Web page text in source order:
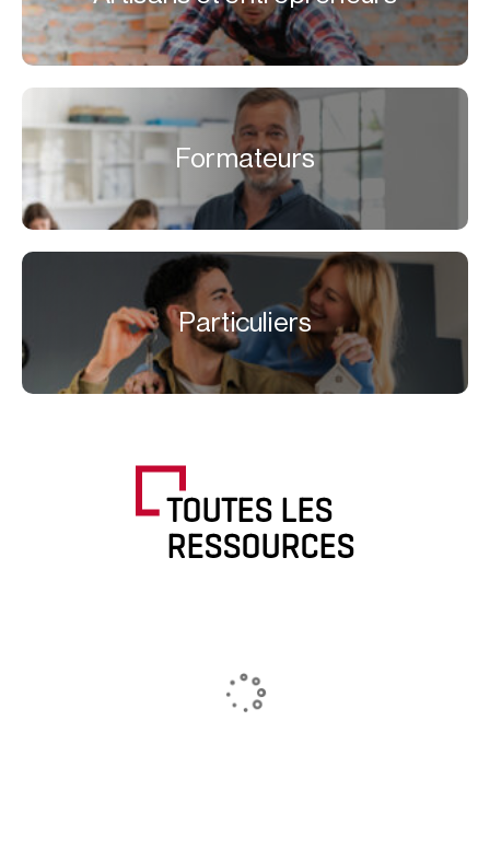
Formateurs
Particuliers
TOUTES LES
RESSOURCES